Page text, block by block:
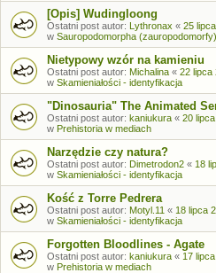
[Opis] Wudingloong
Ostatni post autor: Lythronax « 25
w Sauropodomorpha (zauropodomorfy)
Nietypowy wzór na kamieniu
Ostatni post autor: Michalina « 22 lipca
w Skamieniałości - identyfikacja
"Dinosauria" The Animated
Ostatni post autor: kaniukura « 20
w Prehistoria w mediach
Narzędzie czy natura?
Ostatni post autor: Dimetrodon2 « 18
w Skamieniałości - identyfikacja
Kość z Torre Pedrera
Ostatni post autor: Motyl.11 « 18 lipca
w Skamieniałości - identyfikacja
Forgotten Bloodlines - Agate
Ostatni post autor: kaniukura « 17
w Prehistoria w mediach